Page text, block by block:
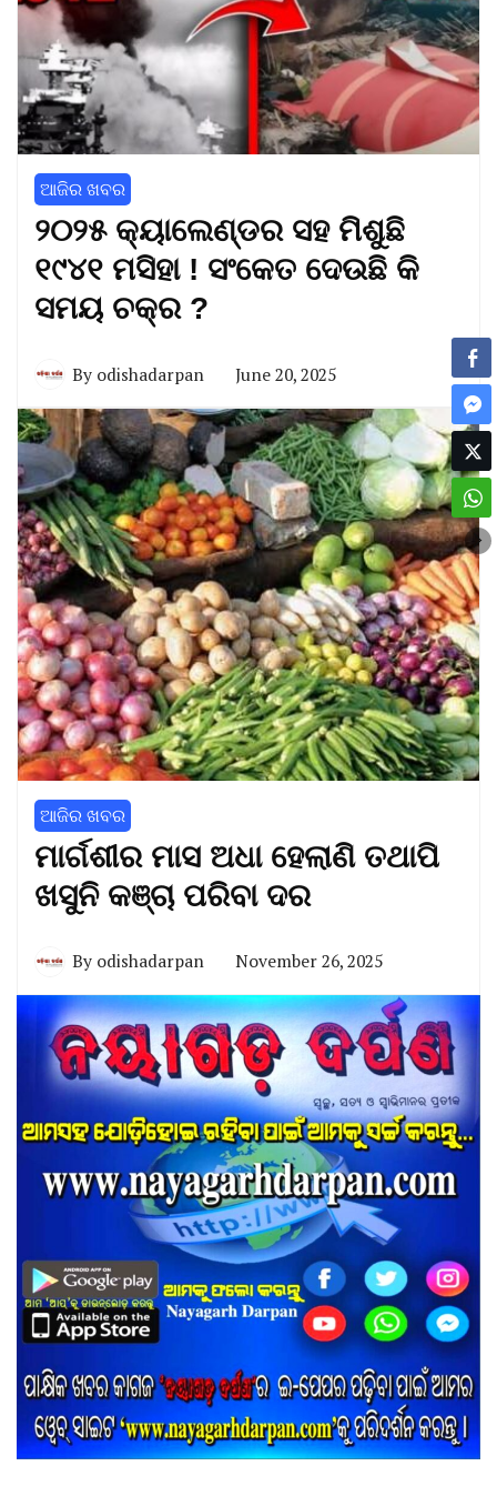
ଆଜିର ଖବର
୨୦୨୫ କ୍ୟାଲେଣ୍ଡର ସହ ମିଶୁଛି
୧୯୪୧ ମସିହା ! ସଂକେତ ଦେଉଛି କି
ସମୟ ଚକ୍ର ?
By odishadarpan June 20, 2025
ଆଜିର ଖବର
ମାର୍ଗଶୀର ମାସ ଅଧା ହେଲାଣି ତଥାପି
ଖସୁନି କଞ୍ଚା ପରିବା ଦର
By odishadarpan November 26, 2025